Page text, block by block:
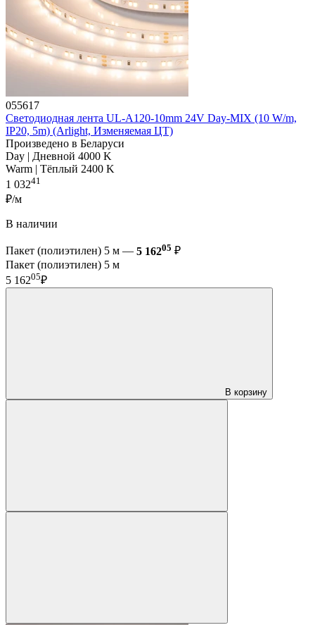
055617
Светодиодная лента UL-A120-10mm 24V Day-MIX (10 W/m,
IP20, 5m) (Arlight, Изменяемая ЦТ)
Произведено в Беларуси
Day | Дневной 4000 K
Warm | Тёплый 2400 K
1 03241
₽/м
В наличии
Пакет (полиэтилен) 5 м — 5 16205 ₽
Пакет (полиэтилен) 5 м
5 16205₽
В корзину